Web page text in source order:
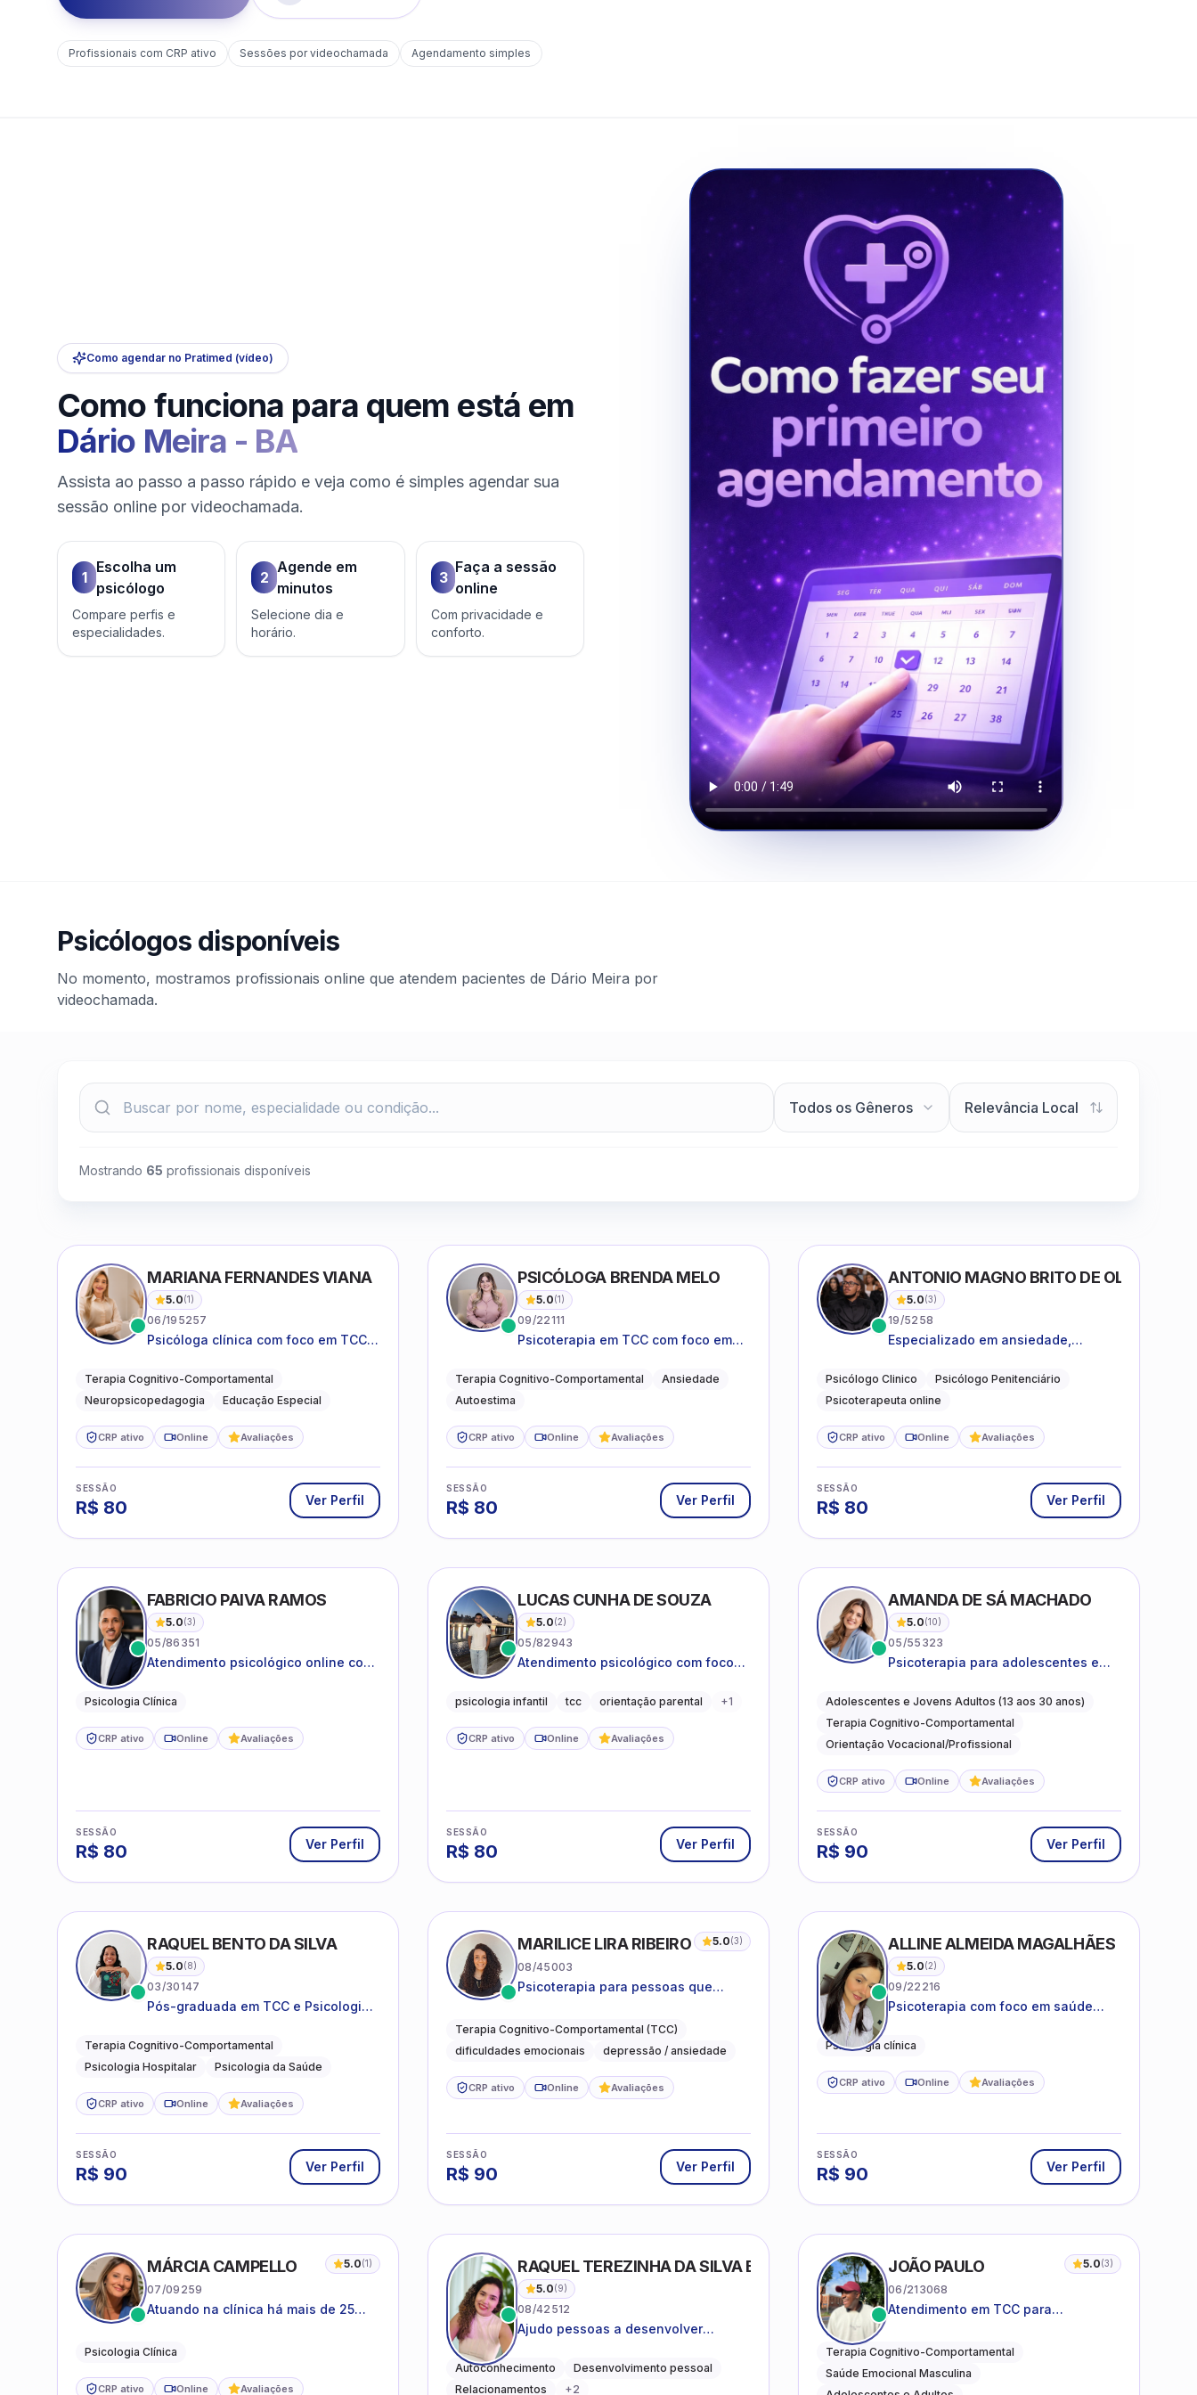
Profissionais com CRP ativo Sessões por videochamada Agendamento simples
Como agendar no Pratimed (vídeo)
Como funciona para quem está em
Dário Meira - BA
Assista ao passo a passo rápido e veja como é simples agendar sua
sessão online por videochamada.
1
Escolha um
psicólogo
Compare perfis e
especialidades.
2
Agende em
minutos
Selecione dia e
horário.
3
Faça a sessão
online
Com privacidade e
conforto.
Psicólogos disponíveis
No momento, mostramos profissionais online que atendem pacientes de Dário Meira por
videochamada.
Mostrando 65 profissionais disponíveis
MARIANA FERNANDES VIANA
5.0(1)
06/195257
Psicóloga clínica com foco em TCC,
acompanhamento do
neurodesenvolvimento.
Terapia Cognitivo-Comportamental
Neuropsicopedagogia
Educação Especial
CRP ativo Online Avaliações
SESSÃO
R$ 80 Ver Perfil
PSICÓLOGA BRENDA MELO
5.0(1)
09/22111
Psicoterapia em TCC com foco em
práticas para o cotidiano
Terapia Cognitivo-Comportamental
Ansiedade
Autoestima
CRP ativo Online Avaliações
SESSÃO
R$ 80 Ver Perfil
ANTONIO MAGNO BRITO DE OLIVEIRA
5.0(3)
19/5258
Especializado em ansiedade,
conflitos familiares e questões
comportamentais.
Psicólogo Clinico
Psicólogo Penitenciário
Psicoterapeuta online
CRP ativo Online Avaliações
SESSÃO
R$ 80 Ver Perfil
FABRICIO PAIVA RAMOS
5.0(3)
05/86351
Atendimento psicológico online com
Psicologia Clínica
CRP ativo Online Avaliações
SESSÃO
R$ 80 Ver Perfil
LUCAS CUNHA DE SOUZA
5.0(2)
05/82943
Atendimento psicológico com foco
Comportamental (TCC), promovendo
vida.
psicologia infantil tcc orientação parental +1
CRP ativo Online Avaliações
SESSÃO
R$ 80 Ver Perfil
AMANDA DE SÁ MACHADO
5.0(10)
05/55323
Psicoterapia para adolescentes e
ansiedade, autoestima, relações e
orientação profissional
Adolescentes e Jovens Adultos (13 aos 30 anos)
Terapia Cognitivo-Comportamental
Orientação Vocacional/Profissional
CRP ativo Online Avaliações
SESSÃO
R$ 90 Ver Perfil
RAQUEL BENTO DA SILVA
5.0(8)
03/30147
Pós-graduada em TCC e Psicologia
Terapia Cognitivo-Comportamental
Psicologia Hospitalar
Psicologia da Saúde
CRP ativo Online Avaliações
SESSÃO
R$ 90 Ver Perfil
MARILICE LIRA RIBEIRO 5.0(3)
08/45003
Psicoterapia para pessoas que
lidar com as dificuldades do dia a
dia
Terapia Cognitivo-Comportamental (TCC)
dificuldades emocionais
depressão / ansiedade
CRP ativo Online Avaliações
SESSÃO
R$ 90 Ver Perfil
ALLINE ALMEIDA MAGALHÃES
5.0(2)
09/22216
Psicoterapia com foco em saúde
autoestima para adolescentes e
Psicologia clínica
CRP ativo Online Avaliações
SESSÃO
R$ 90 Ver Perfil
MÁRCIA CAMPELLO 5.0(1)
07/09259
Atuando na clínica há mais de 25
suas estruturas, com experiência em
Psicologia Clínica
CRP ativo Online Avaliações
RAQUEL TEREZINHA DA SILVA BIONDI
5.0(9)
08/42512
Ajudo pessoas a desenvolver
saudáveis
Autoconhecimento
Desenvolvimento pessoal
Relacionamentos
+2
JOÃO PAULO 5.0(3)
06/213068
Atendimento em TCC para
desenvolvimento de autonomia
emocional
Terapia Cognitivo-Comportamental
Saúde Emocional Masculina